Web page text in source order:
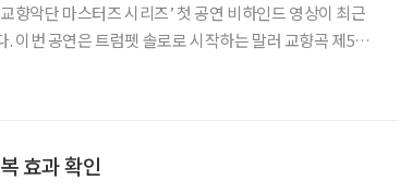
향악단 마스터즈 시리즈’ 첫 공연 비하인드 영상이 최근
이번 공연은 트럼펫 솔로로 시작하는 말러 교향곡 제5번
효과 확인